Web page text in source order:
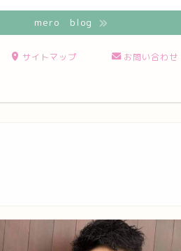
mero blog
サイトマップ お問い合わせ